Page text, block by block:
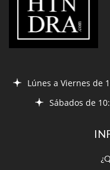
Lúnes a Viernes de
Sábados de